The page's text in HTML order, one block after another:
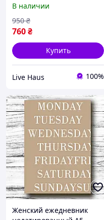
деловой блокнот для
бизнеса 208стр,
органайзер (J24)
В наличии
760₴
950 ₴
Купить
Live Haus 100%
Женский ежедневник